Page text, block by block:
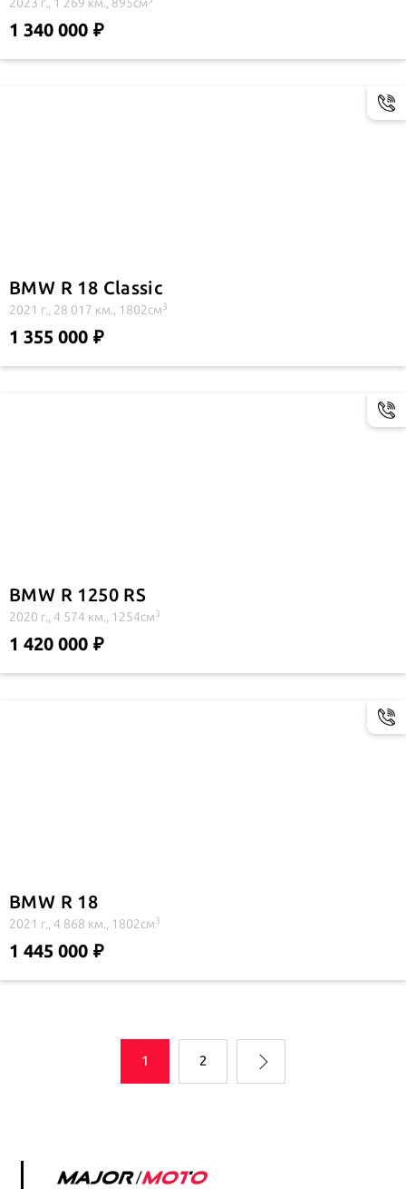
1 340 000
BMW R 18 Classic
2021 г., 28 017 км., 1802см3
1 355 000
BMW R 1250 RS
2020 г., 4 574 км., 1254см3
1 420 000
BMW R 18
2021 г., 4 868 км., 1802см3
1 445 000
1 2